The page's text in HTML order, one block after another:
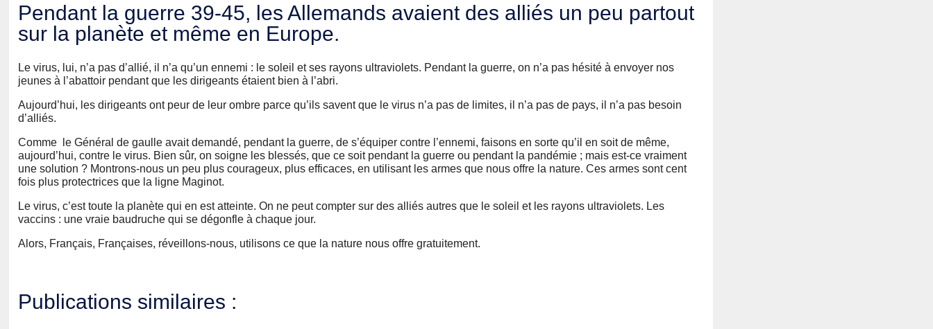
Pendant la guerre 39-45, les Allemands avaient des alliés un peu partout
sur la planète et même en Europe.
Le virus, lui, n’a pas d’allié, il n’a qu’un ennemi : le soleil et ses rayons ultraviolets. Pendant la guerre, on n’a pas hésité à envoyer nos
jeunes à l’abattoir pendant que les dirigeants étaient bien à l’abri.
Aujourd’hui, les dirigeants ont peur de leur ombre parce qu’ils savent que le virus n’a pas de limites, il n’a pas de pays, il n’a pas besoin
d’alliés.
Comme le Général de gaulle avait demandé, pendant la guerre, de s’équiper contre l’ennemi, faisons en sorte qu’il en soit de même,
aujourd’hui, contre le virus. Bien sûr, on soigne les blessés, que ce soit pendant la guerre ou pendant la pandémie ; mais est-ce vraiment
une solution ? Montrons-nous un peu plus courageux, plus efficaces, en utilisant les armes que nous offre la nature. Ces armes sont cent
fois plus protectrices que la ligne Maginot.
Le virus, c’est toute la planète qui en est atteinte. On ne peut compter sur des alliés autres que le soleil et les rayons ultraviolets. Les
vaccins : une vraie baudruche qui se dégonfle à chaque jour.
Alors, Français, Françaises, réveillons-nous, utilisons ce que la nature nous offre gratuitement.
Publications similaires :